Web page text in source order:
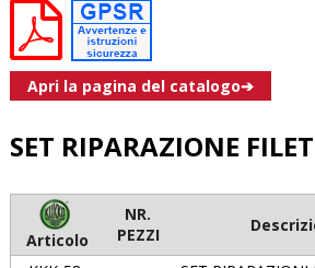
Apri la pagina del catalogo➔
SET RIPARAZIONE
Articolo
NR.
PEZZI